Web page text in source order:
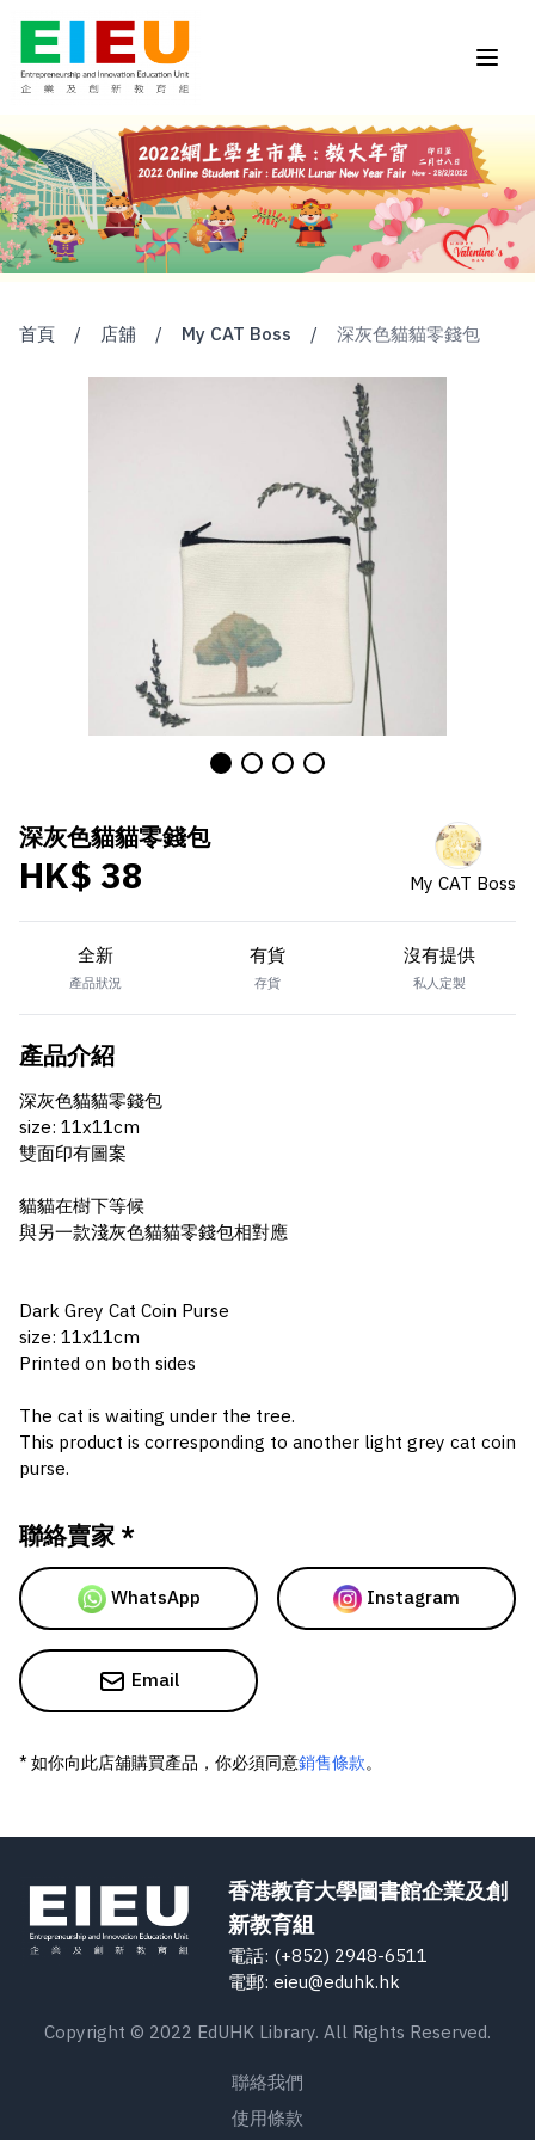
首頁 / 店舖 / My CAT Boss / 深灰色貓貓零錢包
深灰色貓貓零錢包
HK$ 38 My CAT Boss
全新
產品狀況
有貨
存貨
沒有提供
私人定製
產品介紹
深灰色貓貓零錢包
size: 11x11cm
雙面印有圖案
貓貓在樹下等候
與另一款淺灰色貓貓零錢包相對應
Dark Grey Cat Coin Purse
size: 11x11cm
Printed on both sides
The cat is waiting under the tree.
This product is corresponding to another light grey cat coin
purse.
聯絡賣家 *
WhatsApp Instagram
Email
* 如你向此店舖購買產品，你必須同意銷售條款。
香港教育大學圖書館企業及創
新教育組
電話: (+852) 2948-6511
電郵: eieu@eduhk.hk
Copyright © 2022 EdUHK Library. All Rights Reserved.
聯絡我們
使用條款